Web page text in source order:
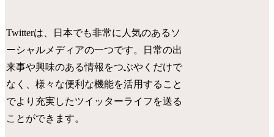
Twitterは、日本でも非常に人気のあるソ
ーシャルメディアの一つです。日常の出
来事や興味のある情報をつぶやくだけで
なく、様々な便利な機能を活用すること
でより充実したツイッターライフを送る
ことができます。